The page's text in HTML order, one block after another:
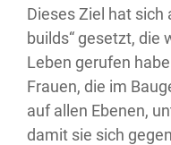
Dieses Ziel hat sich
builds“ gesetzt, die
Leben gerufen
Frauen, die im
auf allen Ebenen,
damit sie sich